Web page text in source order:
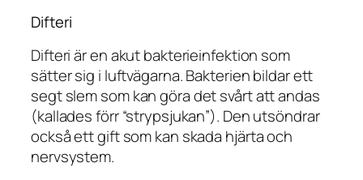
Difteri
Difteri är en akut bakterieinfektion som
sätter sig i luftvägarna. Bakterien bildar ett
segt slem som kan göra det svårt att andas
(kallades förr “strypsjukan”). Den utsöndrar
också ett gift som kan skada hjärta och
nervsystem.